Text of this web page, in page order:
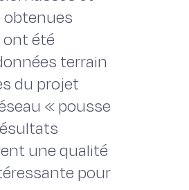
obtenues
été
terrain
du projet
« pousse
une qualité
pour